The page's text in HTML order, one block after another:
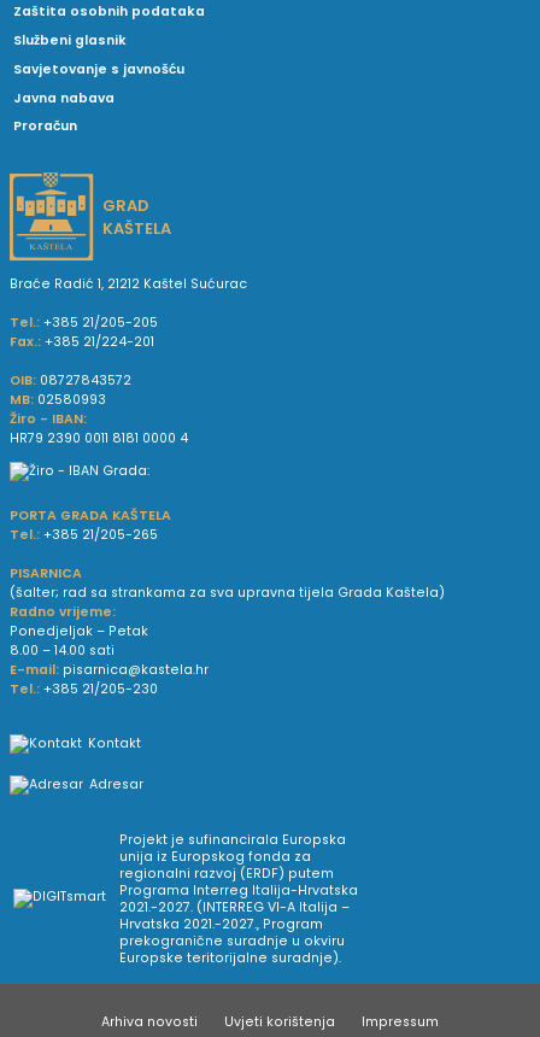
Zaštita osobnih podataka
Službeni glasnik
Savjetovanje s javnošću
Javna nabava
Proračun
GRAD
KAŠTELA
Braće Radić 1, 21212 Kaštel Sućurac
Tel.: +385 21/205-205
Fax.: +385 21/224-201
OIB: 08727843572
MB: 02580993
Žiro - IBAN:
HR79 2390 0011 8181 0000 4
PORTA GRADA KAŠTELA
Tel.: +385 21/205-265
PISARNICA
(šalter; rad sa strankama za sva upravna tijela Grada Kaštela)
Radno vrijeme:
Ponedjeljak – Petak
8.00 – 14.00 sati
E-mail: pisarnica@kastela.hr
Tel.: +385 21/205-230
Kontakt
Adresar
Projekt je sufinancirala Europska
unija iz Europskog fonda za
regionalni razvoj (ERDF) putem
Programa Interreg Italija-Hrvatska
2021.-2027. (INTERREG VI-A Italija –
Hrvatska 2021.-2027., Program
prekogranične suradnje u okviru
Europske teritorijalne suradnje).
Arhiva novosti Uvjeti korištenja Impressum